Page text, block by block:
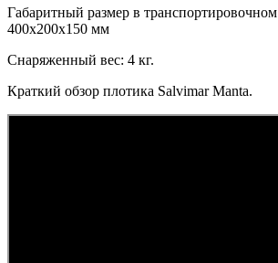
Габаритный размер в
400х200х150 мм
Снаряженный вес: 4 кг.
Краткий обзор плотика Salvimar Manta.